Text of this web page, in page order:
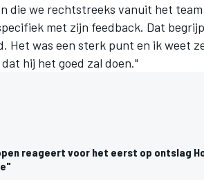
die we rechtstreeks vanuit het
met zijn feedback. Dat
Het was een sterk punt en ik weet
hij het goed zal doen."
reageert voor het eerst op ontslag